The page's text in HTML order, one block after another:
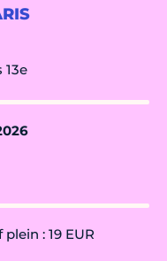
13e
: 19 EUR